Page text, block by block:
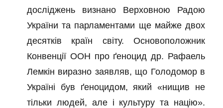
досліджень визнано Верховною Радою
України та парламентами ще майже двох
десятків країн світу. Основоположник
Конвенції ООН про ґеноцид др. Рафаель
Лемкін виразно заявляв, що Голодомор в
Україні був ґеноцидом, який «нищив не
тільки людей, але і культуру та націю».